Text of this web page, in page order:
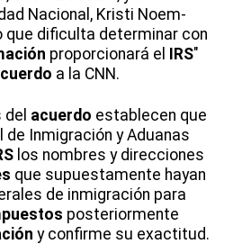
Nacional, Kristi Noem-
que dificulta determinar con
proporcionará el IRS"
a la CNN.
acuerdo establecen que
de Inmigración y Aduanas
los nombres y direcciones
que supuestamente hayan
de inmigración para
posteriormente
y confirme su exactitud.